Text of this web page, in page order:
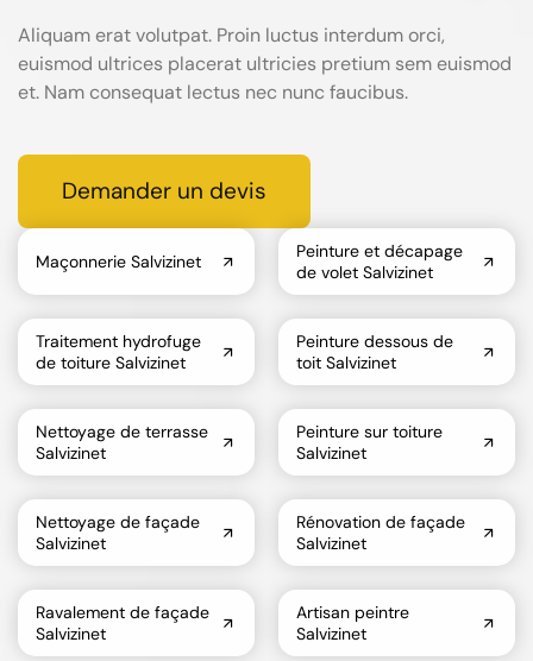
Aliquam erat volutpat. Proin luctus interdum orci,
euismod ultrices placerat ultricies pretium sem euismod
et. Nam consequat lectus nec nunc faucibus.
Demander un devis
Maçonnerie Salvizinet
Peinture et décapage
de volet Salvizinet
Traitement hydrofuge
de toiture Salvizinet
Peinture dessous de
toit Salvizinet
Nettoyage de terrasse
Salvizinet
Peinture sur toiture
Salvizinet
Nettoyage de façade
Salvizinet
Rénovation de façade
Salvizinet
Ravalement de façade
Salvizinet
Artisan peintre
Salvizinet